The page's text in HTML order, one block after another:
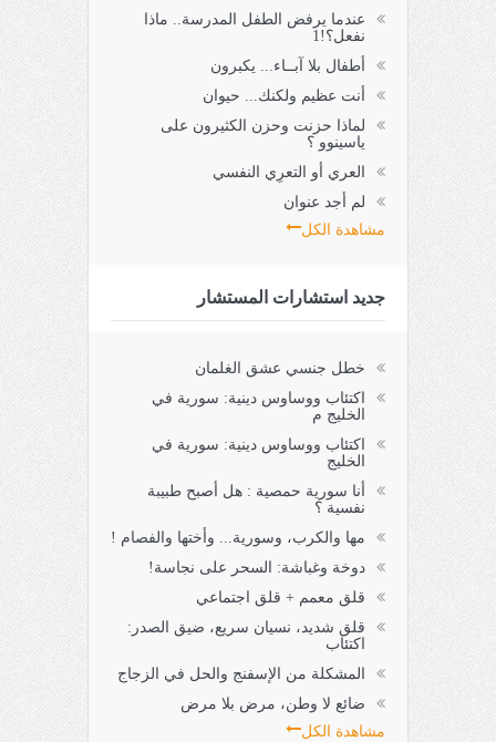
عندما يرفض الطفل المدرسة.. ماذا
نفعل؟!1
أطفال بلا آبــاء... يكبرون
أنت عظيم ولكنك... حيوان
لماذا حزنت وحزن الكثيرون على
ياسينوو ؟
العري أو التعرِي النفسي
لم أجد عنوان
مشاهدة الكل
جديد استشارات المستشار
خطل جنسي عشق الغلمان
اكتئاب ووساوس دينية: سورية في
الخليج م
اكتئاب ووساوس دينية: سورية في
الخليج
أنا سورية حمصية : هل أصبح طبيبة
نفسية ؟
مها والكرب، وسورية... وأختها والفصام !
دوخة وغباشة: السحر على نجاسة!
قلق معمم + قلق اجتماعي
قلق شديد، نسيان سريع، ضيق الصدر:
اكتئاب
المشكلة من الإسفنج والحل في الزجاج
ضائع لا وطن، مرض بلا مرض
مشاهدة الكل